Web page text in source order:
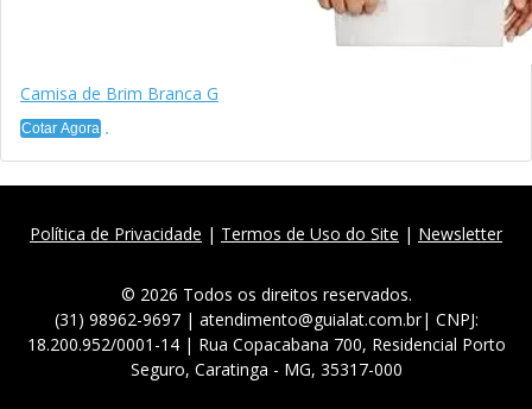
Camisa de Brim Branca G
Cotar Agora
Política de Privacidade | Termos de Uso do Site | Newsletter
© 2026 Todos os direitos reservados.
(31) 98962-9697 | atendimento@guialat.com.br| CNPJ:
18.200.952/0001-14 | Rua Copacabana 700, Residencial Porto
Seguro, Caratinga - MG, 35317-000